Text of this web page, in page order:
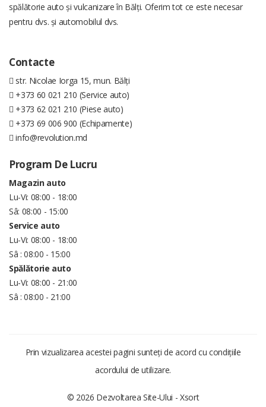
spălătorie auto și vulcanizare în Bălți. Oferim tot ce este necesar
pentru dvs. și automobilul dvs.
Contacte
str. Nicolae Iorga 15, mun. Bălți
+373 60 021 210 (Service auto)
+373 62 021 210 (Piese auto)
+373 69 006 900 (Echipamente)
info@revolution.md
Program De Lucru
Magazin auto
Lu-Vi: 08:00 - 18:00
Sâ: 08:00 - 15:00
Service auto
Lu-Vi: 08:00 - 18:00
Sâ : 08:00 - 15:00
Spălătorie auto
Lu-Vi: 08:00 - 21:00
Sâ : 08:00 - 21:00
Prin vizualizarea acestei pagini sunteți de acord cu condițiile
acordului de utilizare.
© 2026 Dezvoltarea Site-Ului - Xsort